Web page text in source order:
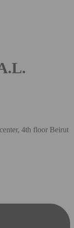
4th floor Beirut